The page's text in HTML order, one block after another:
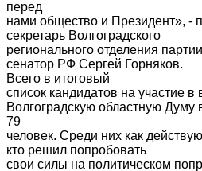
перед
нами общество и Президент», -
секретарь Волгоградского
регионального отделения
сенатор РФ Сергей Горняков.
Всего в итоговый
список кандидатов на участие в
Волгоградскую областную Думу
79
человек. Среди них как
кто решил попробовать
свои силы на политическом